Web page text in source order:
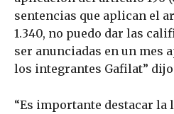
sentencias que aplican el
1.340, no puedo dar las
ser anunciadas en un mes
los integrantes Gafilat”
“Es importante destacar la